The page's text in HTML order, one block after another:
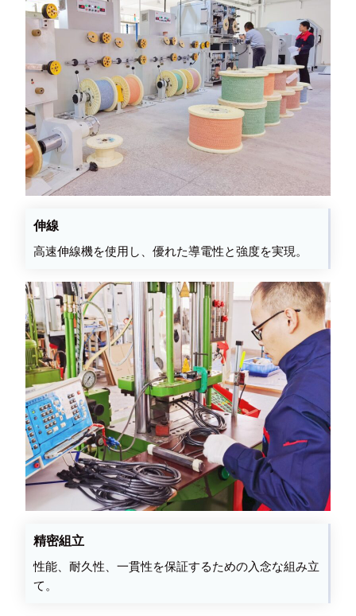
伸線
高速伸線機を使用し、優れた導電性と強度を実現。
精密組立
性能、耐久性、一貫性を保証するための入念な組み立
て。